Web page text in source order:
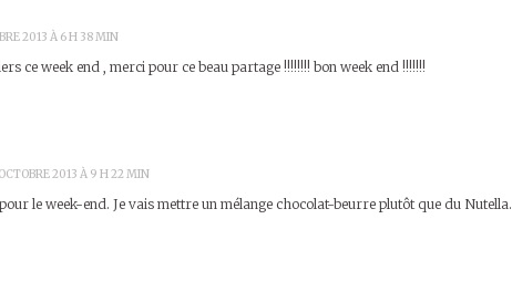
2013 À 6 H 38 MIN
ce week end , merci pour ce beau partage !!!!!!!! bon week end !!!!!!!
2013 À 9 H 22 MIN
le week-end. Je vais mettre un mélange chocolat-beurre plutôt que du Nutella.